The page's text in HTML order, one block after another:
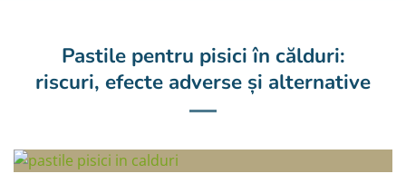
Pastile pentru pisici în călduri:
riscuri, efecte adverse și alternative